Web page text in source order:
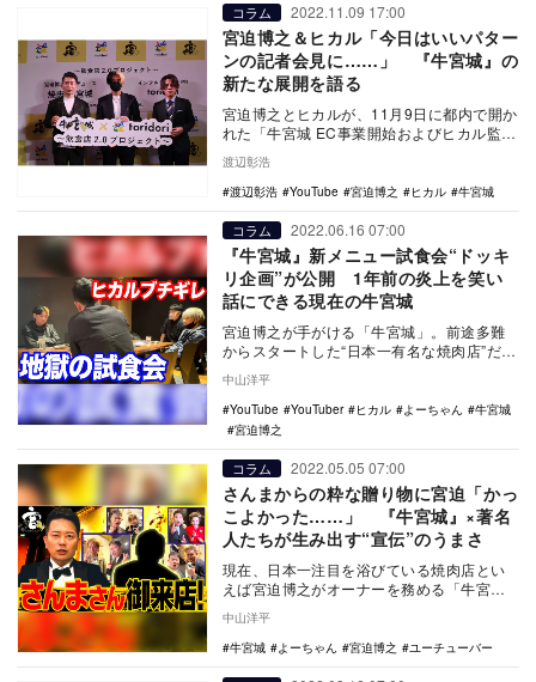
コラム 2022.11.09 17:00
宮迫博之＆ヒカル「今日はいいパター
ンの記者会見に……」 『牛宮城』の
新たな展開を語る
宮迫博之とヒカルが、11月9日に都内で開か
れた「牛宮城 EC事業開始およびヒカル監修
新メニュー発表記者発表会」に出席。さら
に事業…
渡辺彰浩
渡辺彰浩
YouTube 宮迫博之 ヒカル 牛宮城
コラム 2022.06.16 07:00
『牛宮城』新メニュー試食会“ドッキ
リ企画”が公開 1年前の炎上を笑い
話にできる現在の牛宮城
宮迫博之が手がける「牛宮城」。前途多難
からスタートした“日本一有名な焼肉店”だ
が、3月のオープン以降は、予約が取れない
状況が続く…
中山洋平
YouTube
YouTuber ヒカル よーちゃん
牛宮城
宮迫博之
コラム 2022.05.05 07:00
さんまからの粋な贈り物に宮迫「かっ
こよかった……」 『牛宮城』×著名
人たちが生み出す“宣伝”のうまさ
現在、日本一注目を浴びている焼肉店とい
えば宮迫博之がオーナーを務める「牛宮
城」だろう。3月1日についに開店を迎え、
これまでYou…
中山洋平
牛宮城
よーちゃん 宮迫博之 ユーチューバー